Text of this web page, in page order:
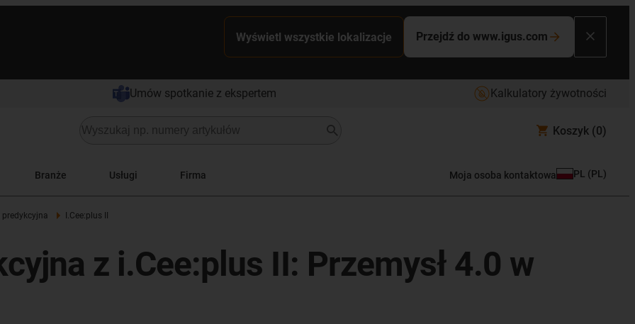
Wyświetl wszystkie lokalizacje Przejdź do www.igus.com
Umów spotkanie z ekspertem Kalkulatory żywotności
Koszyk (0)
Branże Usługi Firma Moja osoba kontaktowa PL (PL )
predykcyjna I.Cee:plus II
z i.Cee:plus II: Przemysł 4.0 w